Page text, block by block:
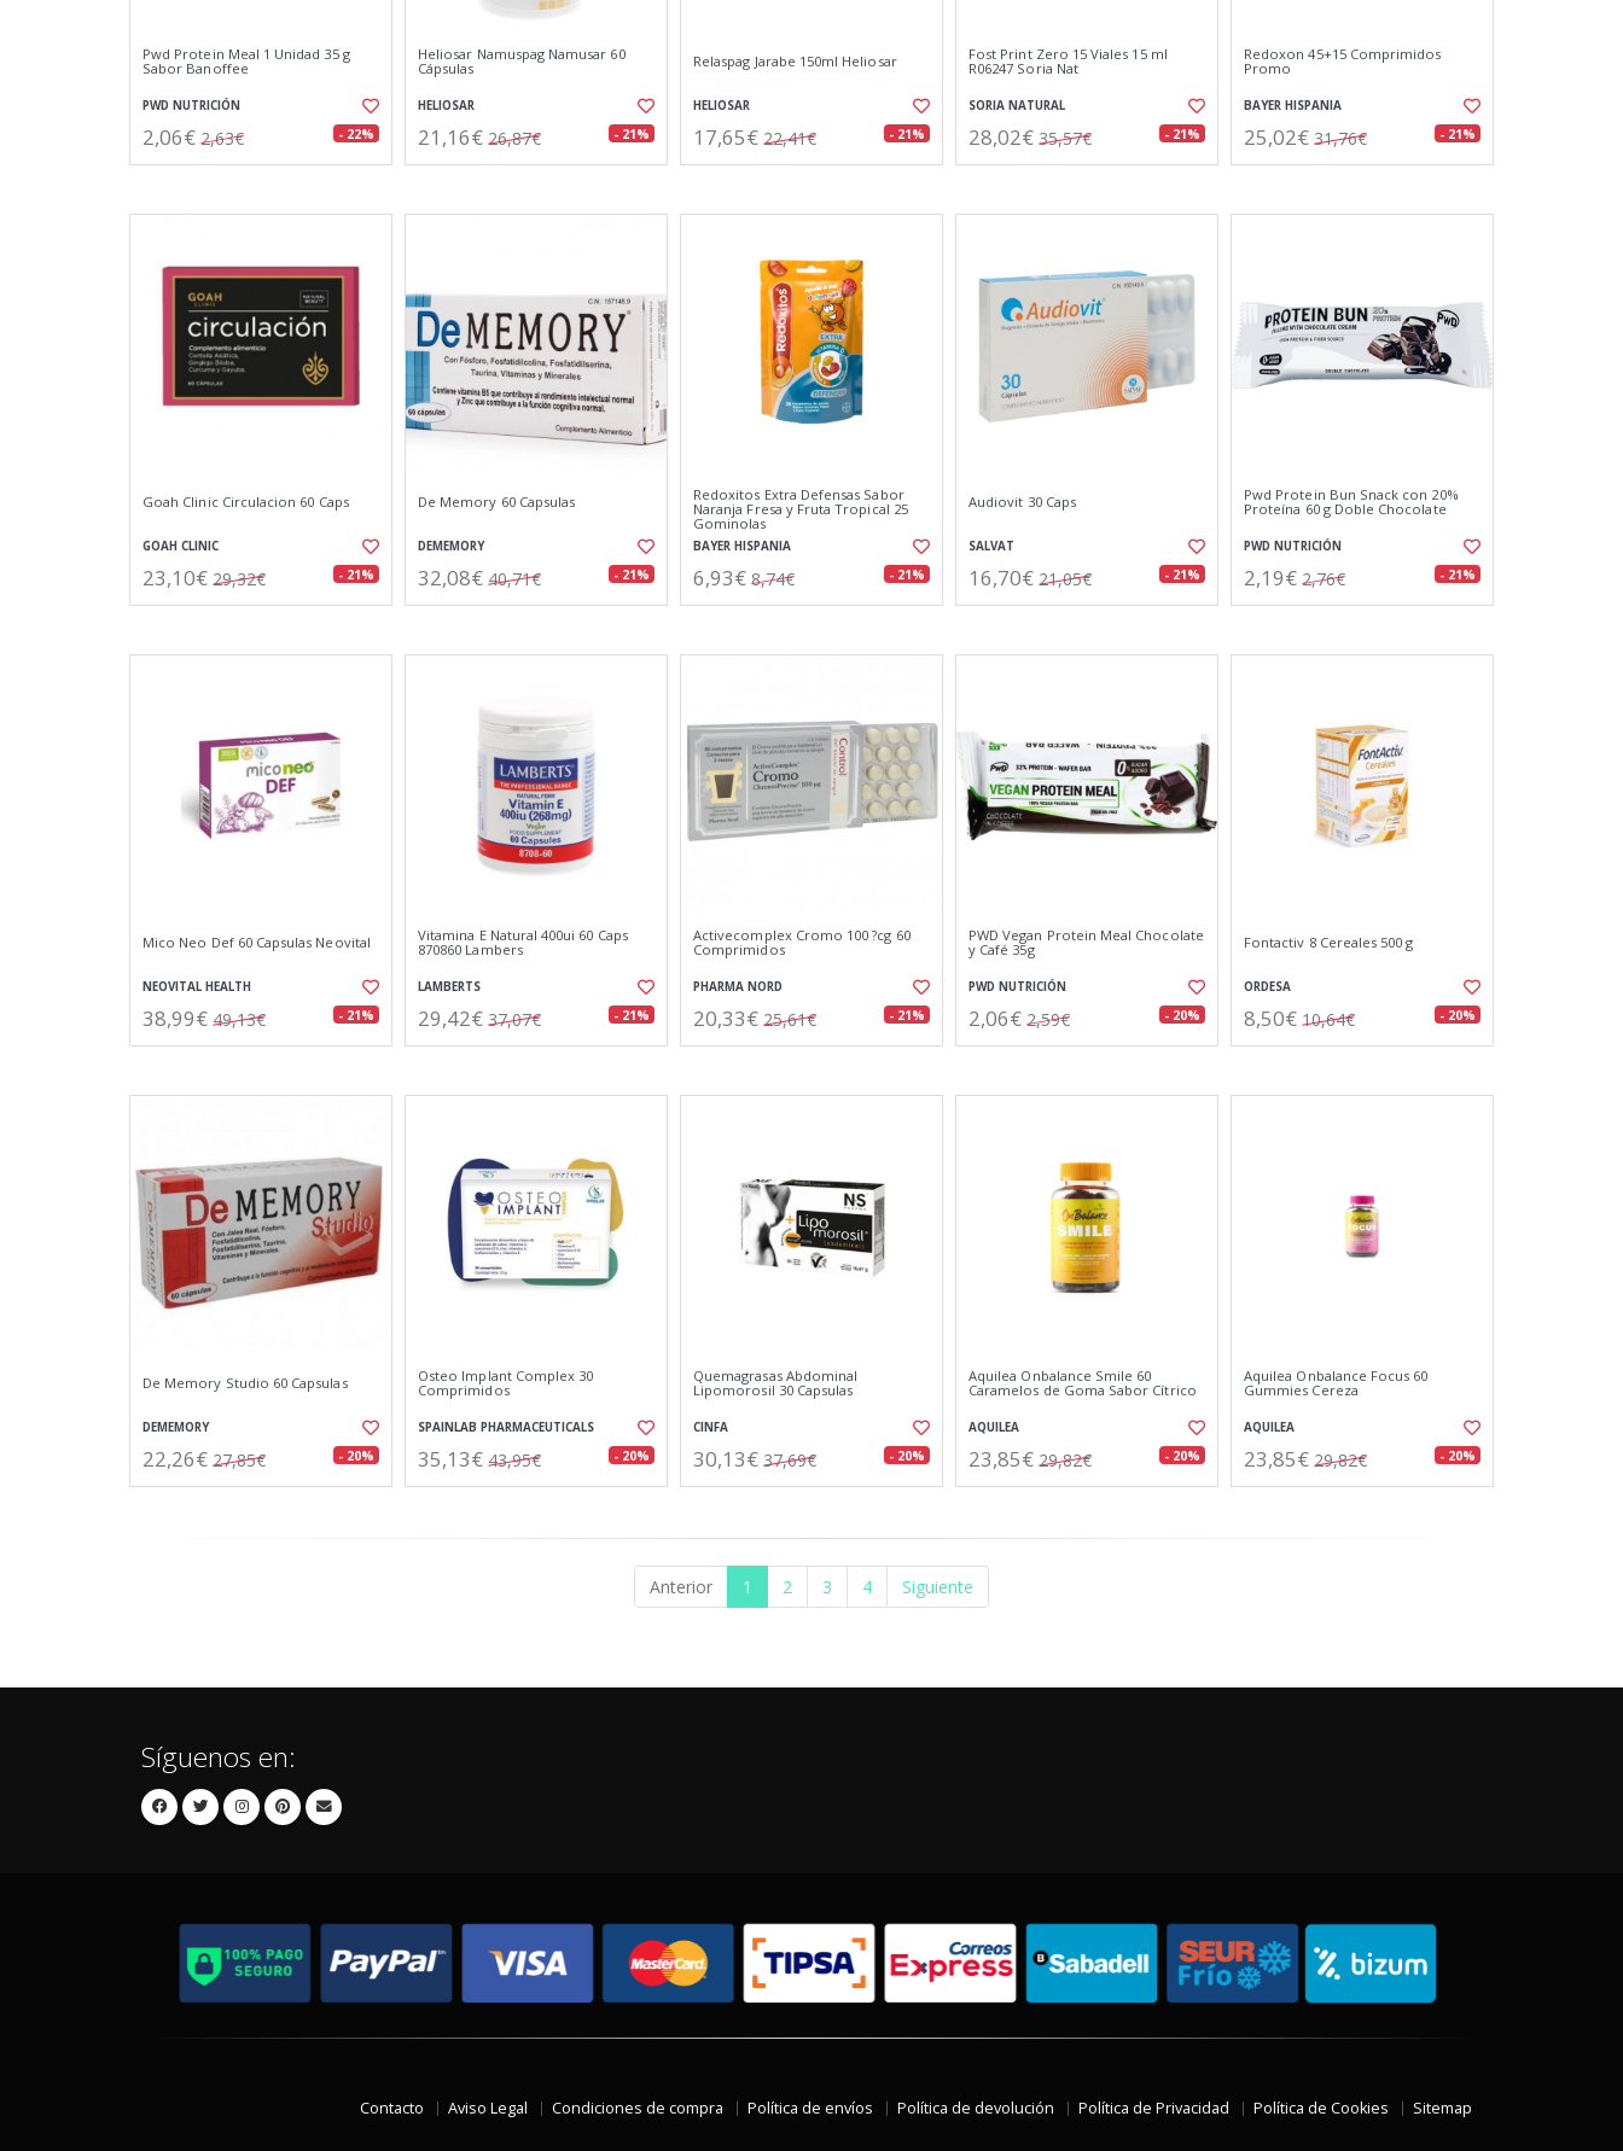
Pwd Protein Meal 1 Unidad 35 g
Sabor Banoffee
PWD NUTRICIÓN
2,06€ 2,63€ - 22%
Heliosar Namuspag Namusar 60
Cápsulas
HELIOSAR
21,16€ 26,87€ - 21%
Relaspag Jarabe 150ml Heliosar
HELIOSAR
17,65€ 22,41€ - 21%
Fost Print Zero 15 Viales 15 ml
R06247 Soria Nat
SORIA NATURAL
28,02€ 35,57€ - 21%
Redoxon 45+15 Comprimidos
Promo
BAYER HISPANIA
25,02€ 31,76€ - 21%
Goah Clinic Circulacion 60 Caps
GOAH CLINIC
23,10€ 29,32€ - 21%
De Memory 60 Capsulas
DEMEMORY
32,08€ 40,71€ - 21%
Redoxitos Extra Defensas Sabor
Naranja Fresa y Fruta Tropical 25
Gominolas
BAYER HISPANIA
6,93€ 8,74€ - 21%
Audiovit 30 Caps
SALVAT
16,70€ 21,05€ - 21%
Pwd Protein Bun Snack con 20%
Proteína 60 g Doble Chocolate
PWD NUTRICIÓN
2,19€ 2,76€ - 21%
Mico Neo Def 60 Capsulas Neovital
NEOVITAL HEALTH
38,99€ 49,13€ - 21%
Vitamina E Natural 400ui 60 Caps
870860 Lambers
LAMBERTS
29,42€ 37,07€ - 21%
Activecomplex Cromo 100 ?cg 60
Comprimidos
PHARMA NORD
20,33€ 25,61€ - 21%
PWD Vegan Protein Meal Chocolate
y Café 35g
PWD NUTRICIÓN
2,06€ 2,59€ - 20%
Fontactiv 8 Cereales 500 g
ORDESA
8,50€ 10,64€ - 20%
De Memory Studio 60 Capsulas
DEMEMORY
22,26€ 27,85€ - 20%
Osteo Implant Complex 30
Comprimidos
SPAINLAB PHARMACEUTICALS
35,13€ 43,95€ - 20%
Quemagrasas Abdominal
Lipomorosil 30 Capsulas
CINFA
30,13€ 37,69€ - 20%
Aquilea Onbalance Smile 60
Caramelos de Goma Sabor Cítrico
AQUILEA
23,85€ 29,82€ - 20%
Aquilea Onbalance Focus 60
Gummies Cereza
AQUILEA
23,85€ 29,82€ - 20%
Anterior 1 2 3 4 Siguiente
Síguenos en:
Contacto Aviso Legal Condiciones de compra Política de envíos Política de devolución Política de Privacidad Política de Cookies Sitemap